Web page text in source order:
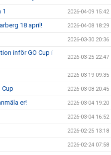
1 2026-04-09 15:42
18 april! 2026-04-08 18:29
2026-03-30 20:36
inför GO Cup i
2026-03-25 22:47
2026-03-19 09:35
2026-03-08 20:45
er! 2026-03-04 19:20
2026-03-04 16:52
2026-02-25 13:18
2026-02-24 07:58